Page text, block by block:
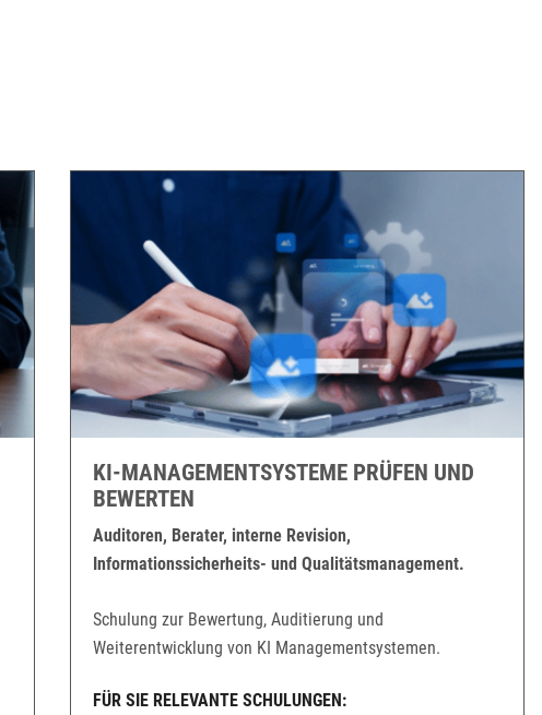
KI-MANAGEMENTSYSTEME PRÜFEN UND
BEWERTEN
Auditoren, Berater, interne Revision,
Informationssicherheits- und Qualitätsmanagement.
Schulung zur Bewertung, Auditierung und
Weiterentwicklung von KI Managementsystemen.
FÜR SIE RELEVANTE SCHULUNGEN: